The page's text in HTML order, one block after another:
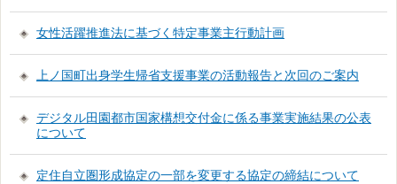
女性活躍推進法に基づく特定事業主行動計画
上ノ国町出身学生帰省支援事業の活動報告と次回のご案内
デジタル田園都市国家構想交付金に係る事業実施結果の公表
について
定住自立圏形成協定の一部を変更する協定の締結について